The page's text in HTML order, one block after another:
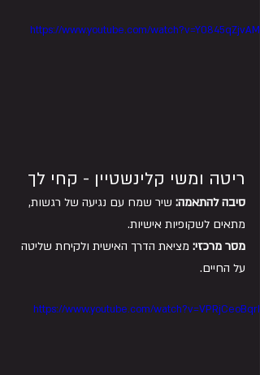
https://www.youtube.com/watch?v=Y0845qZjvAM
ריטה ומשי קלינשטיין - קחי לך
סיבה להתאמה: שיר שמח עם נגיעה של רגשות,
מתאים לשקופיות אישיות.
מסר מרכזי: מציאת הדרך האישית ולקיחת שליטה
על החיים.
https://www.youtube.com/watch?v=VPRjCeoBqrI